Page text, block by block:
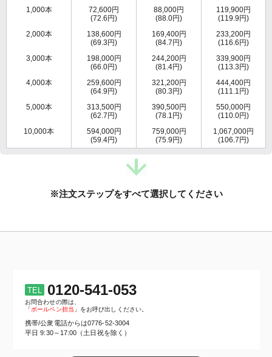
1,000本
72,600円
(72.6円)
88,000円
(88.0円)
119,900円
(119.9円)
2,000本
138,600円
(69.3円)
169,400円
(84.7円)
233,200円
(116.6円)
3,000本
198,000円
(66.0円)
244,200円
(81.4円)
339,900円
(113.3円)
4,000本
259,600円
(64.9円)
321,200円
(80.3円)
444,400円
(111.1円)
5,000本
313,500円
(62.7円)
390,500円
(78.1円)
550,000円
(110.0円)
10,000本
594,000円
(59.4円)
759,000円
(75.9円)
1,067,000円
(106.7円)
※注文ステップをすべて選択してください
TEL 0120-541-053
お問合わせの際は、
「ボールペン担当 」をお呼び出しください。
携帯/公衆電話からは0776-52-3004
平日 9:30～17:00（土日祝を除く）